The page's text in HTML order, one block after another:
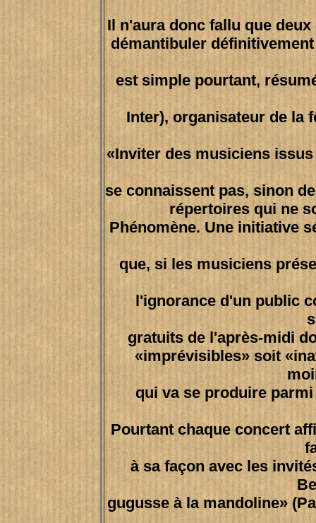
Il n'aura donc fallu que
démantibuler
est simple pourtant,
Inter), organisateur de la
«Inviter des musiciens
se connaissent pas, sinon
répertoires qui ne
Phénomène. Une initiative
que, si les musiciens
l'ignorance d'un public
gratuits de l'après-midi
«imprévisibles» soit
qui va se produire
Pourtant chaque concert
à sa façon avec les
gugusse à la mandoline»